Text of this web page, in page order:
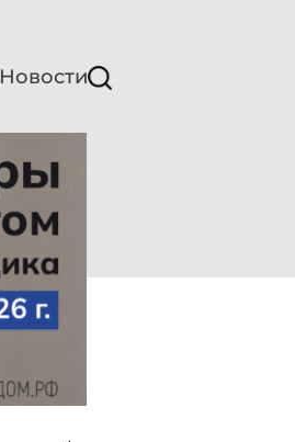
Новости